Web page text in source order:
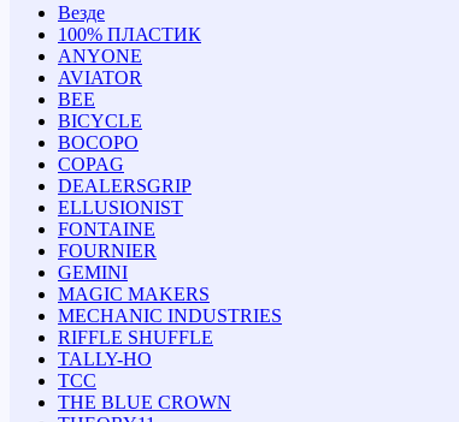
Везде
100% ПЛАСТИК
ANYONE
AVIATOR
BEE
BICYCLE
BOCOPO
COPAG
DEALERSGRIP
ELLUSIONIST
FONTAINE
FOURNIER
GEMINI
MAGIC MAKERS
MECHANIC INDUSTRIES
RIFFLE SHUFFLE
TALLY-HO
TCC
THE BLUE CROWN